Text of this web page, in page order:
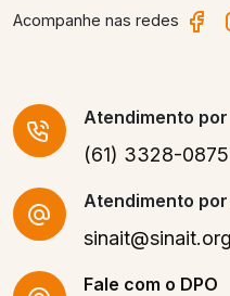
Acompanhe nas redes
Atendimento
(61) 3328-0875
Atendimento por
Fale com o DPO